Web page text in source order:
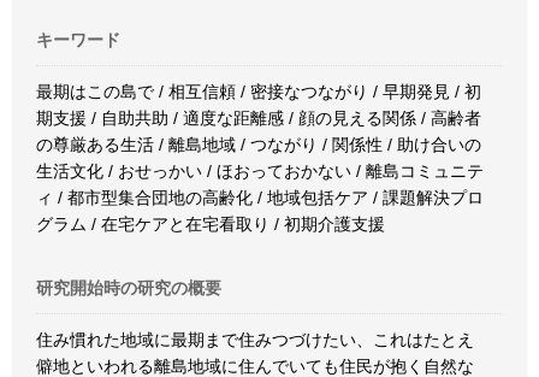
キーワード
最期はこの島で / 相互信頼 / 密接なつながり / 早期発見 / 初
期支援 / 自助共助 / 適度な距離感 / 顔の見える関係 / 高齢者
の尊厳ある生活 / 離島地域 / つながり / 関係性 / 助け合いの
生活文化 / おせっかい / ほおっておかない / 離島コミュニテ
ィ / 都市型集合団地の高齢化 / 地域包括ケア / 課題解決プロ
グラム / 在宅ケアと在宅看取り / 初期介護支援
研究開始時の研究の概要
住み慣れた地域に最期まで住みつづけたい、これはたとえ
僻地といわれる離島地域に住んでいても住民が抱く自然な